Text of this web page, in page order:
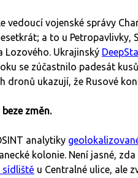
vedoucí vojenské správy
a to u Petropavlivky,
Lozového. Ukrajinský
se zúčastnilo padesát
dronů ukazují, že Rusové
změn.
analytiky
kolonie. Není jasné,
sídliště u Centralné ulice, ale